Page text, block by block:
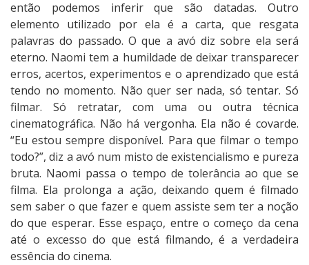
então podemos inferir que são datadas. Outro
elemento utilizado por ela é a carta, que resgata
palavras do passado. O que a avó diz sobre ela será
eterno. Naomi tem a humildade de deixar transparecer
erros, acertos, experimentos e o aprendizado que está
tendo no momento. Não quer ser nada, só tentar. Só
filmar. Só retratar, com uma ou outra técnica
cinematográfica. Não há vergonha. Ela não é covarde.
“Eu estou sempre disponível. Para que filmar o tempo
todo?”, diz a avó num misto de existencialismo e pureza
bruta. Naomi passa o tempo de tolerância ao que se
filma. Ela prolonga a ação, deixando quem é filmado
sem saber o que fazer e quem assiste sem ter a noção
do que esperar. Esse espaço, entre o começo da cena
até o excesso do que está filmando, é a verdadeira
essência do cinema.